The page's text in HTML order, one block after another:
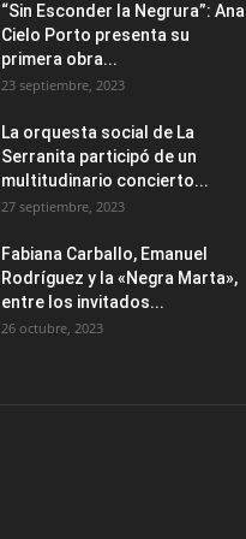
“Sin Esconder la Negrura”: Ana
Cielo Porto presenta su
primera obra...
23 septiembre, 2023
La orquesta social de La
Serranita participó de un
multitudinario concierto...
27 septiembre, 2023
Fabiana Carballo, Emanuel
Rodríguez y la «Negra Marta»,
entre los invitados...
26 octubre, 2023